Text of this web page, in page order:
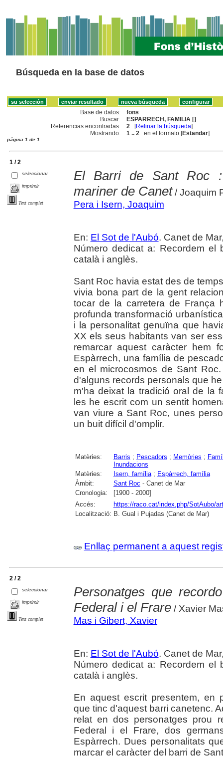
Búsqueda en la base de datos
Base de datos:
fons
Buscar:
ESPARRECH, FAMILIA []
Referencias encontradas:
2 [Refinar la búsqueda]
Mostrando:
1 .. 2 en el formato [Estandar]
página 1 de 1
1 / 2
seleccionar
imprimir
Text complet
El Barri de Sant Roc
mariner de Canet/ Joaquim
Pera i Isern, Joaquim
En: El Sot de l'Aubó. Canet de
Número dedicat a: Recordem
català i anglès.
Sant Roc havia estat des de
vivia bona part de la gent
tocar de la carretera de França
profunda transformació
i la personalitat genuïna que
XX els seus habitants van ser
remarcar aquest caràcter hem
Espàrrech, una família de
en el microcosmos de Sant
d'alguns records personals que
m'ha deixat la tradició oral de la
les he escrit com un sentit
van viure a Sant Roc, unes
un buit difícil d'omplir.
Matèries: Barris ; Pescadors ; Memòries ;
Inundacions
Matèries:
Isern, família; Espàrrech, família
Àmbit:
Sant Roc - Canet de Mar
Cronologia:
[1900 - 2000]
Accés:
https://raco.cat/index.php/SotAubo/
Localització: B. Gual i Pujadas (Canet de Mar)
Enllaç permanent a aquest
2 / 2
seleccionar
imprimir
Text complet
Personatges que
Federal i el Frare/ Xavier
Mas i Gibert, Xavier
En: El Sot de l'Aubó. Canet de
Número dedicat a: Recordem
català i anglès.
En aquest escrit presentem, en
que tinc d'aquest barri canetenc.
relat en dos personatges prou
Federal i el Frare, dos
Espàrrech. Dues personalitats
marcar el caràcter del barri de